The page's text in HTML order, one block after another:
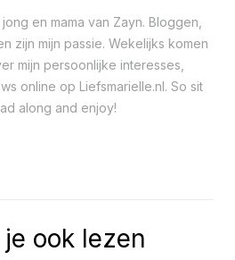
en mama van Zayn. Bloggen,
zijn mijn passie. Wekelijks komen
mijn persoonlijke interesses,
online op Liefsmarielle.nl. So sit
along and enjoy!
ook lezen